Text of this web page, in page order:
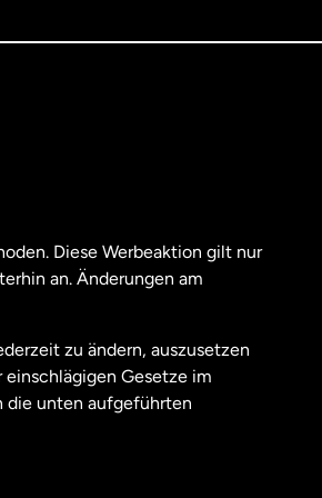
Diese Werbeaktion gilt nur
an. Änderungen am
zu ändern, auszusetzen
Gesetze im
die unten aufgeführten